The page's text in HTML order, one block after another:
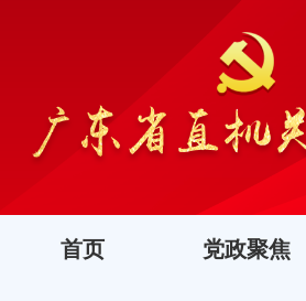
首页 党政聚焦